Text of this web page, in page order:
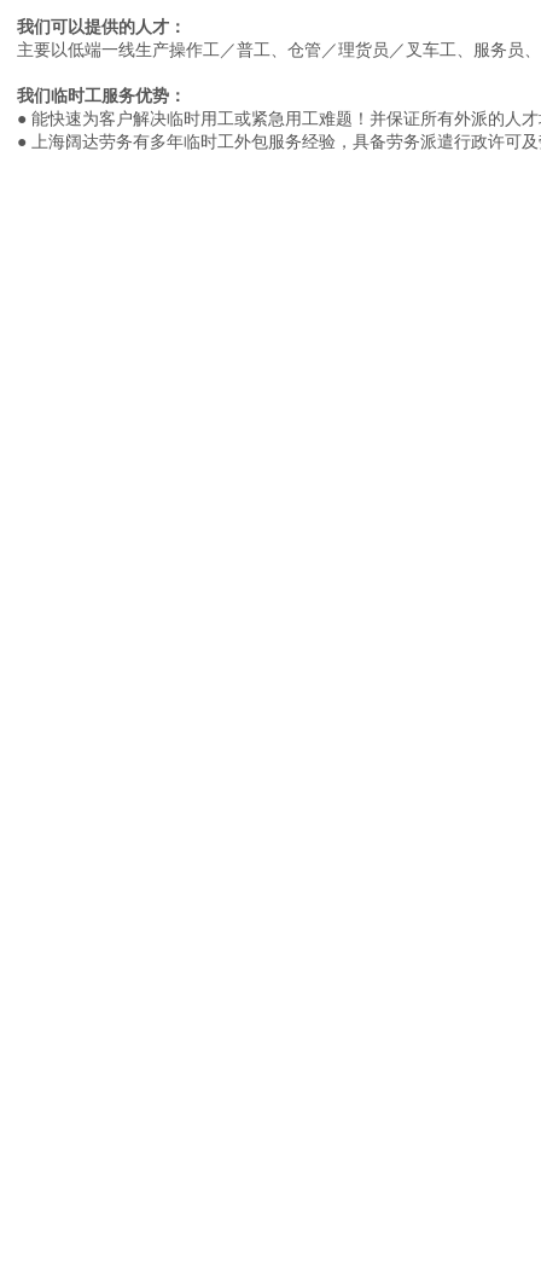
我们可以提供的人才：
主要以低端一线生产操作工／普工、仓管／理货员／叉车工、服务员
我们临时工服务优势：
● 能快速为客户解决临时用工或紧急用工难题！并保证所有外派的人
● 上海阔达劳务有多年临时工外包服务经验，具备劳务派遣行政许可